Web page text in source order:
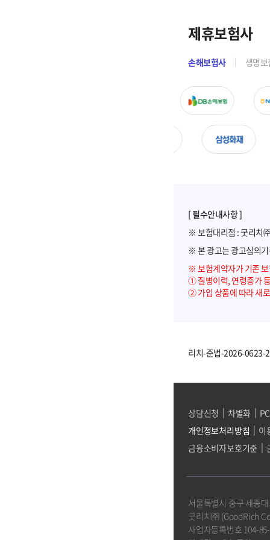
제휴보험사
손해보험사 생명
[ 필수안내사항 ]
※ 보험대리점 : 굿리치
※ 본 광고는 광고심의
※ 보험계약자가 기존
① 질병이력, 연령증가
② 가입 상품에 따라 새
리치-준법-2026-0623-
상담신청 | 차별화 |
개인정보처리방침 | 이
금융소비자보호기준 |
서울특별시 중구 세종
굿리치㈜ (GoodRich
사업자등록번호 104-